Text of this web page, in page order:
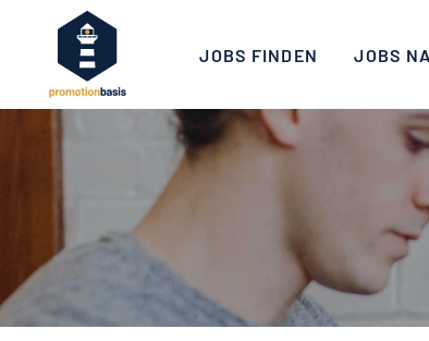
JOBS FINDEN JOBS